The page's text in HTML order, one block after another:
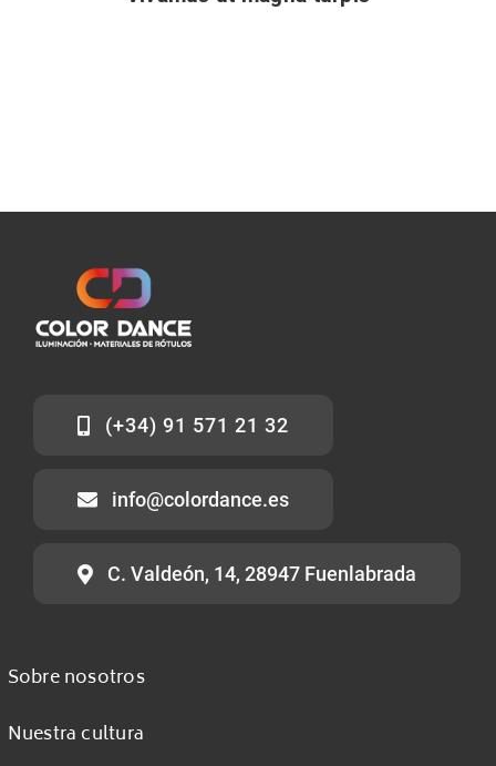
(+34) 91 571 21 32
info@colordance.es
C. Valdeón, 14, 28947 Fuenlabrada
Sobre nosotros
Nuestra cultura